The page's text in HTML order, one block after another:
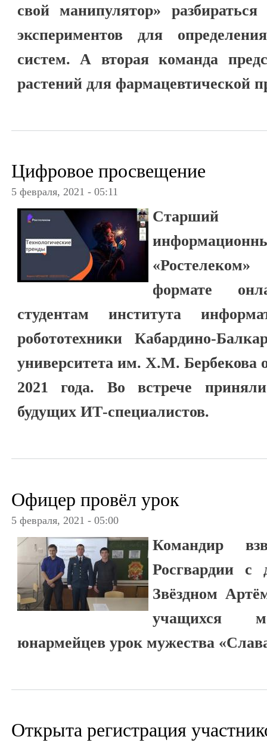
свой манипулятор»
экспериментов для
систем. А вторая команда
растений для фармацевтической
Цифровое просвещение
5 февраля, 2021 - 05:11
Старший
формате
студентам института
робототехники Кабардино-
университета им. Х.М. Бербекова
2021 года. Во встрече
будущих ИТ-специалистов.
Офицер провёл урок
5 февраля, 2021 - 05:00
Командир
Росгвардии с
Звёздном
учащихся
юнармейцев урок мужества
Открыта регистрация